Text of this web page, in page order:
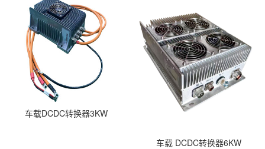
车载DCDC转换器3KW
车载 DCDC转换器6KW